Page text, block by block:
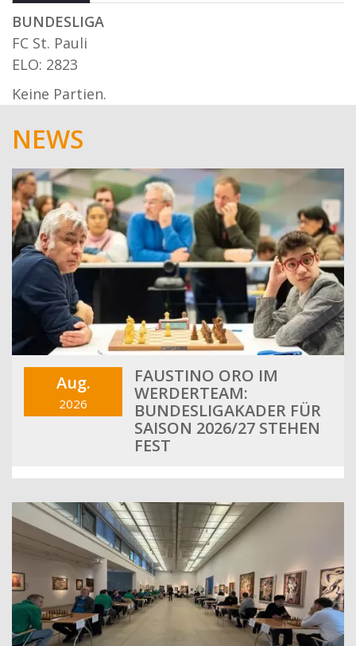
BUNDESLIGA
FC St. Pauli
ELO: 2823
Keine Partien.
NEWS
Aug.
2026
FAUSTINO ORO IM
WERDERTEAM:
BUNDESLIGAKADER FÜR
SAISON 2026/27 STEHEN
FEST